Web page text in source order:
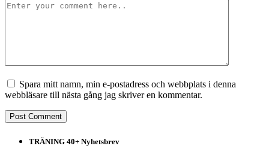
Spara mitt namn, min e-postadress och webbplats i denna
webbläsare till nästa gång jag skriver en kommentar.
TRÄNING 40+ Nyhetsbrev